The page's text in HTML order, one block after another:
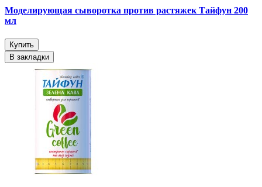
Моделирующая сыворотка против растяжек Тайфун 200
мл
Купить
В закладки